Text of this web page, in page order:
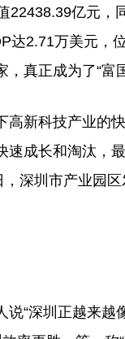
亿元，
达2.71万美元，
真正成为了“富
新科技产业的快
成长和淘汰，
深圳市产业园
深圳正越来越